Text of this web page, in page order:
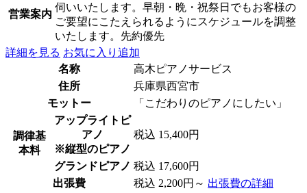
営業案内
伺いいたします。早朝・晩・祝祭日でもお客様の
ご要望にこたえられるようにスケジュールを調整
いたします。先約優先
詳細を見る お気に入り追加
名称
高木ピアノサービス
住所
兵庫県西宮市
モットー
「こだわりのピアノにしたい」
調律基
本料
アップライトピ
アノ
※縦型のピアノ
税込 15,400円
グランドピアノ 税込 17,600円
出張費
税込 2,200円～ 出張費の詳細